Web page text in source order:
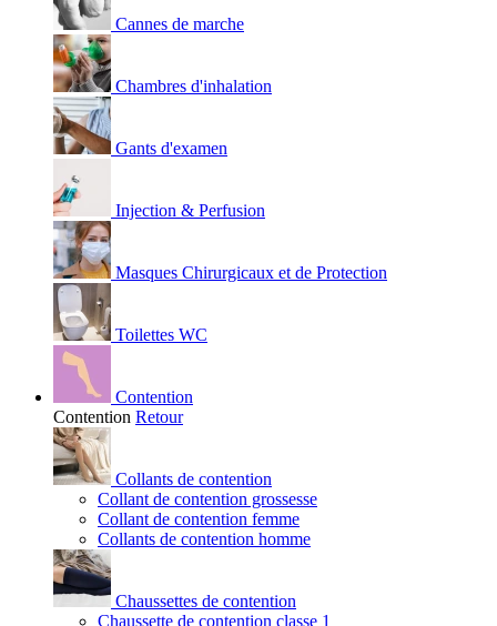
Cannes de marche
Chambres d'inhalation
Gants d'examen
Injection & Perfusion
Masques Chirurgicaux et de Protection
Toilettes WC
Contention
Contention Retour
Collants de contention
Collant de contention grossesse
Collant de contention femme
Collants de contention homme
Chaussettes de contention
Chaussette de contention classe 1